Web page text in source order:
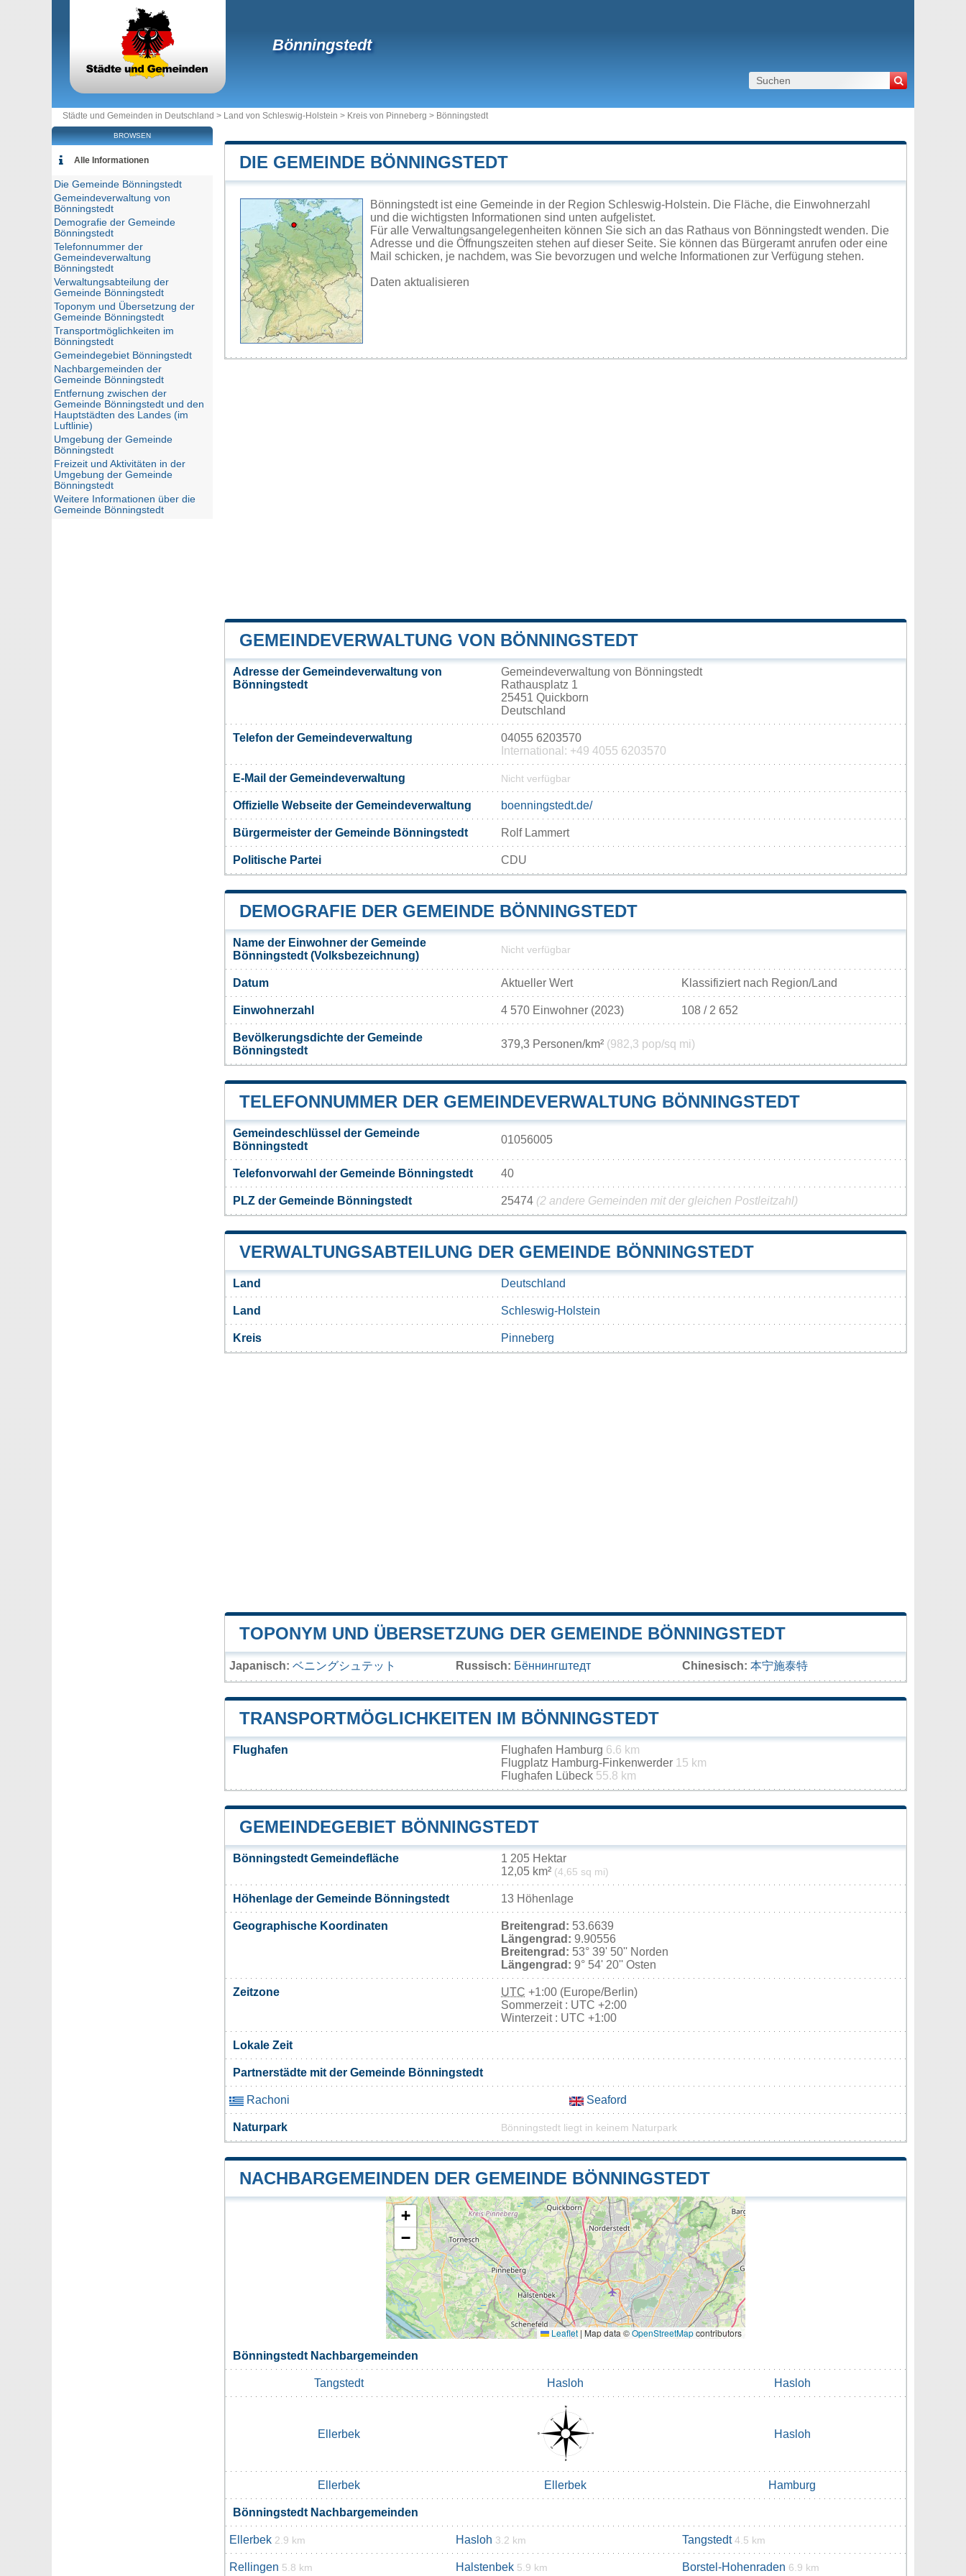
Bönningstedt
Städte und Gemeinden in Deutschland > Land von Schleswig-Holstein > Kreis von Pinneberg > Bönningstedt
DIE GEMEINDE BÖNNINGSTEDT
Bönningstedt ist eine Gemeinde in der Region Schleswig-Holstein. Die Fläche, die Einwohnerzahl
und die wichtigsten Informationen sind unten aufgelistet.
Für alle Verwaltungsangelegenheiten können Sie sich an das Rathaus von Bönningstedt wenden. Die
Adresse und die Öffnungszeiten stehen auf dieser Seite. Sie können das Bürgeramt anrufen oder eine
Mail schicken, je nachdem, was Sie bevorzugen und welche Informationen zur Verfügung stehen.
Daten aktualisieren
GEMEINDEVERWALTUNG VON BÖNNINGSTEDT
Adresse der Gemeindeverwaltung von
Bönningstedt
Gemeindeverwaltung von Bönningstedt
Rathausplatz 1
25451 Quickborn
Deutschland
Telefon der Gemeindeverwaltung
04055 6203570
International: +49 4055 6203570
E-Mail der Gemeindeverwaltung Nicht verfügbar
Offizielle Webseite der Gemeindeverwaltung boenningstedt.de/
Bürgermeister der Gemeinde Bönningstedt Rolf Lammert
Politische Partei CDU
DEMOGRAFIE DER GEMEINDE BÖNNINGSTEDT
Name der Einwohner der Gemeinde
Bönningstedt (Volksbezeichnung)
Nicht verfügbar
Datum Aktueller Wert Klassifiziert nach Region/Land
Einwohnerzahl 4 570 Einwohner (2023) 108 / 2 652
Bevölkerungsdichte der Gemeinde
Bönningstedt
379,3 Personen/km² (982,3 pop/sq mi)
TELEFONNUMMER DER GEMEINDEVERWALTUNG BÖNNINGSTEDT
Gemeindeschlüssel der Gemeinde
Bönningstedt
01056005
Telefonvorwahl der Gemeinde Bönningstedt 40
PLZ der Gemeinde Bönningstedt 25474 (2 andere Gemeinden mit der gleichen Postleitzahl)
VERWALTUNGSABTEILUNG DER GEMEINDE BÖNNINGSTEDT
Land Deutschland
Land Schleswig-Holstein
Kreis Pinneberg
TOPONYM UND ÜBERSETZUNG DER GEMEINDE BÖNNINGSTEDT
Japanisch: ベニングシュテット Russisch: Бённингштедт Chinesisch: 本宁施泰特
TRANSPORTMÖGLICHKEITEN IM BÖNNINGSTEDT
Flughafen Flughafen Hamburg 6.6 km
Flugplatz Hamburg-Finkenwerder 15 km
Flughafen Lübeck 55.8 km
GEMEINDEGEBIET BÖNNINGSTEDT
Bönningstedt Gemeindefläche
1 205 Hektar
12,05 km² (4,65 sq mi)
Höhenlage der Gemeinde Bönningstedt 13 Höhenlage
Geographische Koordinaten Breitengrad: 53.6639
Längengrad: 9.90556
Breitengrad: 53° 39' 50'' Norden
Längengrad: 9° 54' 20'' Osten
Zeitzone UTC +1:00 (Europe/Berlin)
Sommerzeit : UTC +2:00
Winterzeit : UTC +1:00
Lokale Zeit
Partnerstädte mit der Gemeinde Bönningstedt
Rachoni Seaford
Naturpark Bönningstedt liegt in keinem Naturpark
NACHBARGEMEINDEN DER GEMEINDE BÖNNINGSTEDT
+
−
Leaflet | Map data ©OpenStreetMapcontributors
Bönningstedt Nachbargemeinden
Tangstedt Hasloh Hasloh
Ellerbek Hasloh
Ellerbek Ellerbek Hamburg
Bönningstedt Nachbargemeinden
Ellerbek 2.9 km Hasloh 3.2 km Tangstedt 4.5 km
Rellingen 5.8 km Halstenbek 5.9 km Borstel-Hohenraden 6.9 km
BROWSEN
Alle Informationen
Die Gemeinde Bönningstedt
Gemeindeverwaltung von
Bönningstedt
Demografie der Gemeinde
Bönningstedt
Telefonnummer der
Gemeindeverwaltung
Bönningstedt
Verwaltungsabteilung der
Gemeinde Bönningstedt
Toponym und Übersetzung der
Gemeinde Bönningstedt
Transportmöglichkeiten im
Bönningstedt
Gemeindegebiet Bönningstedt
Nachbargemeinden der
Gemeinde Bönningstedt
Entfernung zwischen der
Gemeinde Bönningstedt und den
Hauptstädten des Landes (im
Luftlinie)
Umgebung der Gemeinde
Bönningstedt
Freizeit und Aktivitäten in der
Umgebung der Gemeinde
Bönningstedt
Weitere Informationen über die
Gemeinde Bönningstedt